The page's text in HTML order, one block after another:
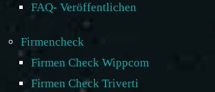
FAQ- Veröffentlichen
Firmencheck
Firmen Check Wippcom
Firmen Check Triverti